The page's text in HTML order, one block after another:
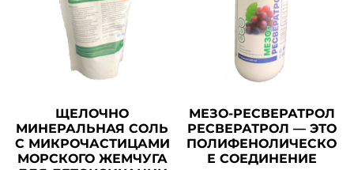
ЩЕЛОЧНО
МИНЕРАЛЬНАЯ СОЛЬ
С МИКРОЧАСТИЦАМИ
МОРСКОГО ЖЕМЧУГА
МЕЗО-РЕСВЕРАТРОЛ
РЕСВЕРАТРОЛ — ЭТО
ПОЛИФЕНОЛИЧЕСКО
Е СОЕДИНЕНИЕ